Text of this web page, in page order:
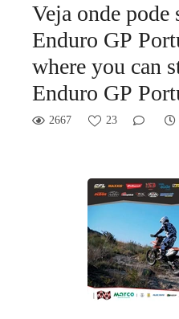
Veja onde pode
Enduro GP
where you can
Enduro GP
2667 23